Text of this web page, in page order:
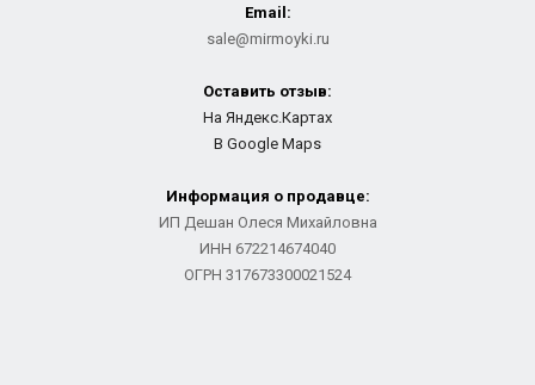
Email:
sale@mirmoyki.ru
Оставить отзыв:
На Яндекс.Картах
В Google Maps
Информация о продавце:
ИП Дешан Олеся Михайловна
ИНН 672214674040
ОГРН 317673300021524